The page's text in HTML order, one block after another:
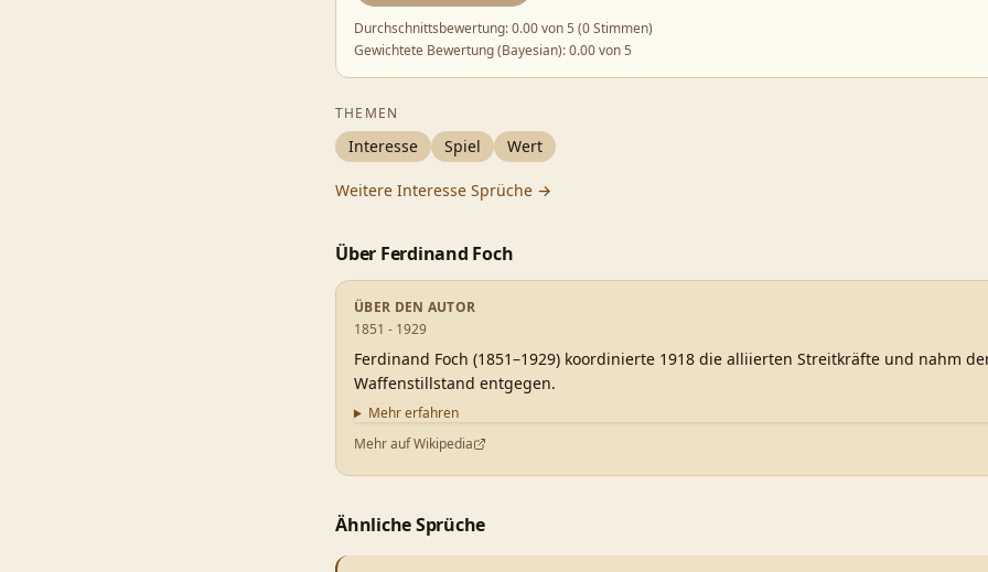
Durchschnittsbewertung:0.00von 5 (0 Stimmen)
Gewichtete Bewertung (Bayesian):0.00von 5
THEMEN
Interesse Spiel Wert
Weitere Interesse Sprüche →
Über Ferdinand Foch
ÜBER DEN AUTOR
1851 - 1929
Ferdinand Foch (1851–1929) koordinierte 1918 die alliierten Streitkräfte und nahm
Waffenstillstand entgegen.
Mehr erfahren
Mehr auf Wikipedia
Ähnliche Sprüche